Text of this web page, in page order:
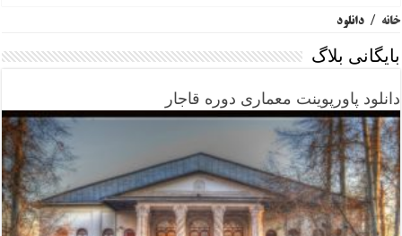
خانه / دانلود
بایگانی بلاگ
دانلود پاورپوینت معماری دوره قاجار